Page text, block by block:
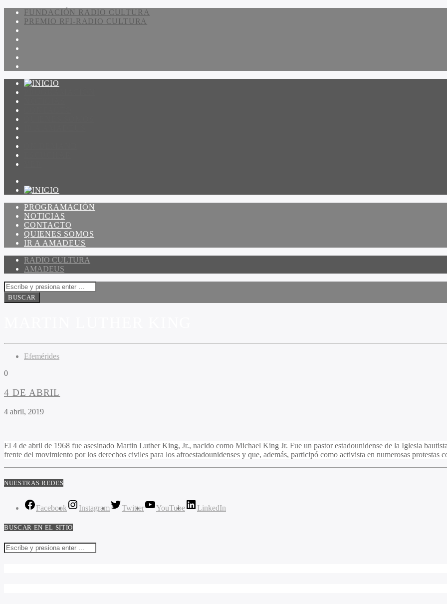
FUNDACIÓN RADIO CULTURA
PREMIO RFI-RADIO CULTURA
PROGRAMACIÓN
NOTICIAS
CONTACTO
QUIENES SOMOS
IR A AMADEUS
RADIO CULTURA
AMADEUS
Efemérides
0
4 DE ABRIL
4 abril, 2019
El 4 de abril de 1968 fue asesinado Martin Luther King, Jr., nacido como Michael King Jr. Fue un pastor estadounidense de la Iglesia
frente del movimiento por los derechos civiles para los afroestadounidenses y que, además, participó como activista en numerosas protestas
NUESTRAS REDES
Facebook Instagram Twitter YouTube LinkedIn
BUSCAR EN EL SITIO